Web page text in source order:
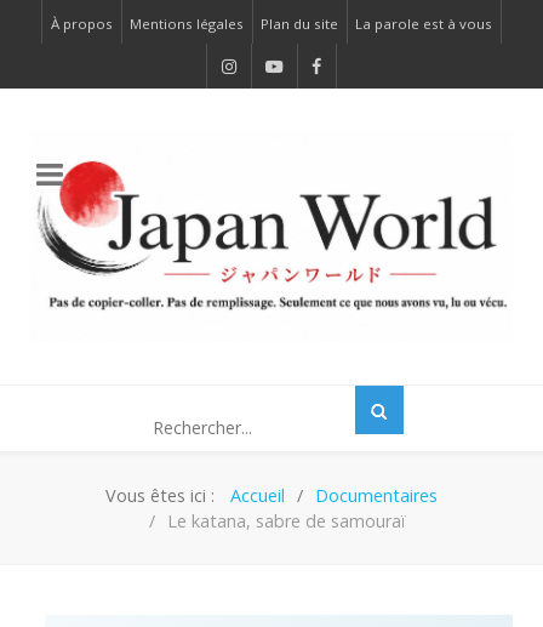
À propos Mentions légales Plan du site La parole est à vous
Vous êtes ici : Accueil
Documentaires
Le katana, sabre de samouraï